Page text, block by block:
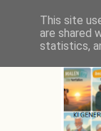
This site
are shared
statistics,